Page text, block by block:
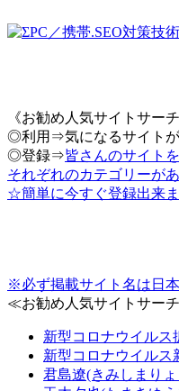
《お勧め人気サイトサーチ
◎利用⇒気になるサイトが
◎登録⇒皆さんのサイト
それぞれのカテゴリーが
☆簡単に今すぐ登録出来
※必ず掲載サイト名は日本
≪お勧め人気サイトサー
新型コロナウイル
新型コロナウイルス
君島遼(きみしまり